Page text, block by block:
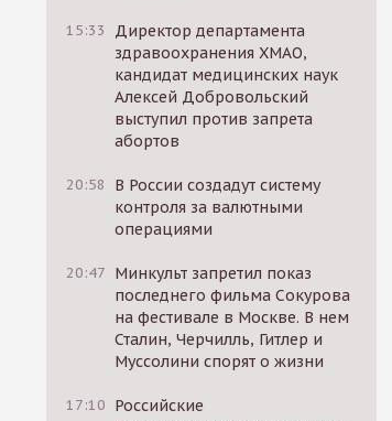
15:33
Директор департамента
здравоохранения ХМАО,
кандидат медицинских наук
Алексей Добровольский
выступил против запрета
абортов
20:58
В России создадут систему
контроля за валютными
операциями
20:47 Минкульт запретил показ
последнего фильма Сокурова
на фестивале в Москве. В нем
Сталин, Черчилль, Гитлер и
Муссолини спорят о жизни
17:10 Российские